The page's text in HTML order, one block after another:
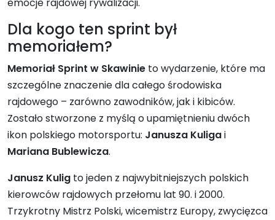
Dla kogo ten sprint był
memoriałem?
Memoriał Sprint w Skawinie to wydarzenie, które ma
szczególne znaczenie dla całego środowiska
rajdowego – zarówno zawodników, jak i kibiców.
Zostało stworzone z myślą o upamiętnieniu dwóch
ikon polskiego motorsportu: Janusza Kuligai
Mariana Bublewicza.
Janusz Kulig to jeden z najwybitniejszych polskich
kierowców rajdowych przełomu lat 90. i 2000.
Trzykrotny Mistrz Polski, wicemistrz Europy, zwycięzca